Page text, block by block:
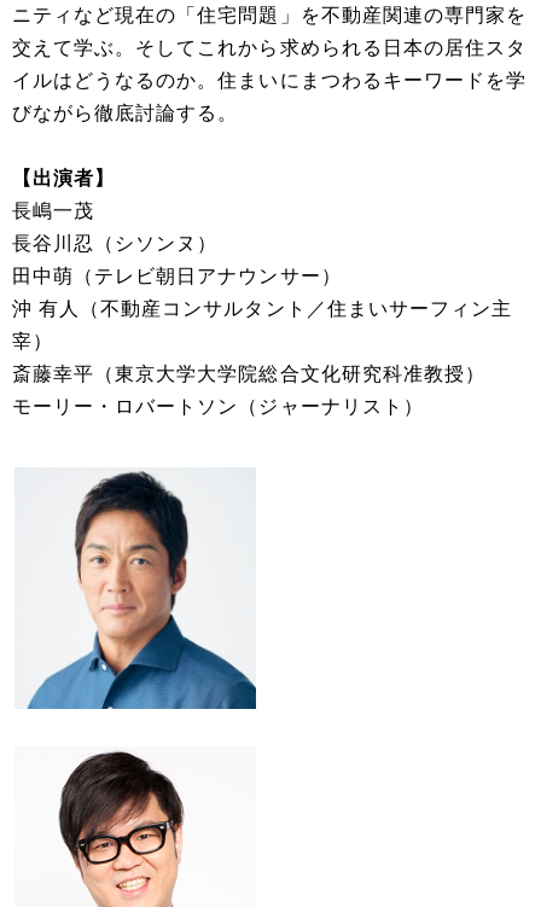
ニティなど現在の「住宅問題」を不動産関連の専門家を
交えて学ぶ。そしてこれから求められる日本の居住スタ
イルはどうなるのか。住まいにまつわるキーワードを学
びながら徹底討論する。
【出演者】
長嶋一茂
長谷川忍（シソンヌ）
田中萌（テレビ朝日アナウンサー）
沖 有人（不動産コンサルタント／住まいサーフィン主
宰）
斎藤幸平（東京大学大学院総合文化研究科准教授）
モーリー・ロバートソン（ジャーナリスト）